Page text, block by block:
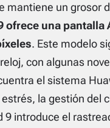
mantiene un grosor
ofrece una pantalla
. Este modelo
con algunas
el sistema
la gestión del
introduce el